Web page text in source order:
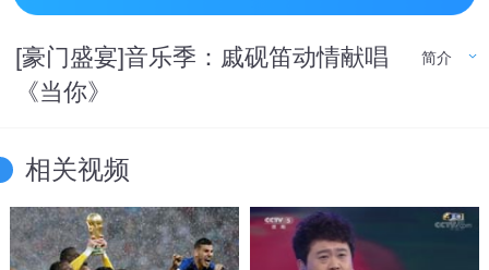
[豪门盛宴]音乐季：戚砚笛动情献唱
《当你》
简介
相关视频